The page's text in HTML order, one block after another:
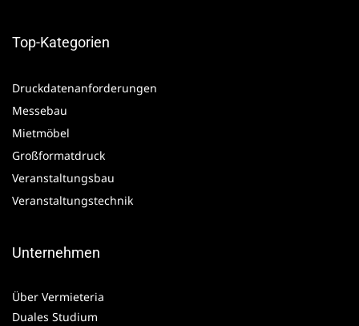
Top-Kategorien
Druckdatenanforderungen
Messebau
Mietmöbel
Großformatdruck
Veranstaltungsbau
Veranstaltungstechnik
Unternehmen
Über Vermieteria
Duales Studium